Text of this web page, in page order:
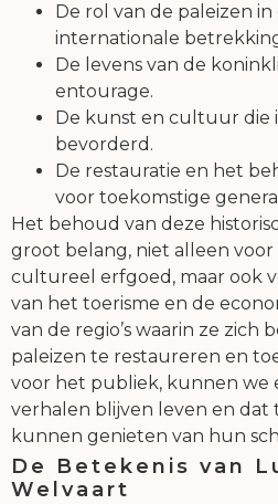
De rol van de paleizen
internationale
De levens van de
entourage.
De kunst en cultuur die
bevorderd.
De restauratie en het
voor toekomstige
Het behoud van deze
groot belang, niet alleen
cultureel erfgoed, maar ook
van het toerisme en de
van de regio’s waarin ze zich
paleizen te restaureren en
voor het publiek, kunnen we
verhalen blijven leven en dat
kunnen genieten van hun
De Betekenis van
Welvaart